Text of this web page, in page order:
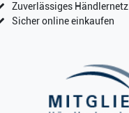
Zuverlässiges Händlernetz
Sicher online einkaufen